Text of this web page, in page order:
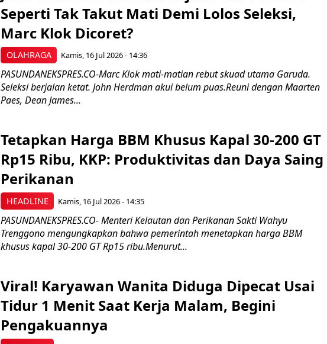
OLAHRAGA
Seperti Tak Takut Mati Demi Lolos Seleksi,
Marc Klok Dicoret?
Kamis, 16 Jul 2026 - 14:36
PASUNDANEKSPRES.CO-Marc Klok mati-matian rebut skuad utama Garuda.
Seleksi berjalan ketat. John Herdman akui belum puas.Reuni dengan Maarten
Paes, Dean James...
HEADLINE
Tetapkan Harga BBM Khusus Kapal 30-200 GT
Rp15 Ribu, KKP: Produktivitas dan Daya Saing
Perikanan
Kamis, 16 Jul 2026 - 14:35
PASUNDANEKSPRES.CO- Menteri Kelautan dan Perikanan Sakti Wahyu
Trenggono mengungkapkan bahwa pemerintah menetapkan harga BBM
khusus kapal 30-200 GT Rp15 ribu.Menurut...
Viral! Karyawan Wanita Diduga Dipecat Usai
Tidur 1 Menit Saat Kerja Malam, Begini
Pengakuannya